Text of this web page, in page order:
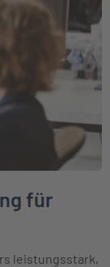
für
leistungsstark,